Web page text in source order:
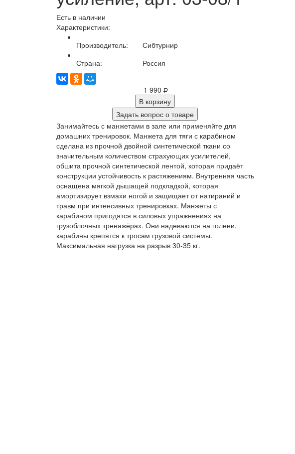
Есть в наличии
Характеристики:
Производитель:
Сибтурнир
Страна:
Россия
1 990 Р
В корзину
Задать вопрос о товаре
Занимайтесь с манжетами в зале или применяйте для
домашних тренировок. Манжета для тяги с карабином
сделана из прочной двойной синтетической ткани со
значительным количеством страхующих усилителей,
обшита прочной синтетической лентой, которая придаёт
конструкции устойчивость к растяжениям. Внутренняя часть
оснащена мягкой дышащей подкладкой, которая
амортизирует взмахи ногой и защищает от натираний и
травм при интенсивных тренировках. Манжеты с
карабином пригодятся в силовых упражнениях на
грузоблочных тренажёрах. Они надеваются на голени,
карабины крепятся к тросам грузовой системы.
Максимальная нагрузка на разрыв 30-35 кг.